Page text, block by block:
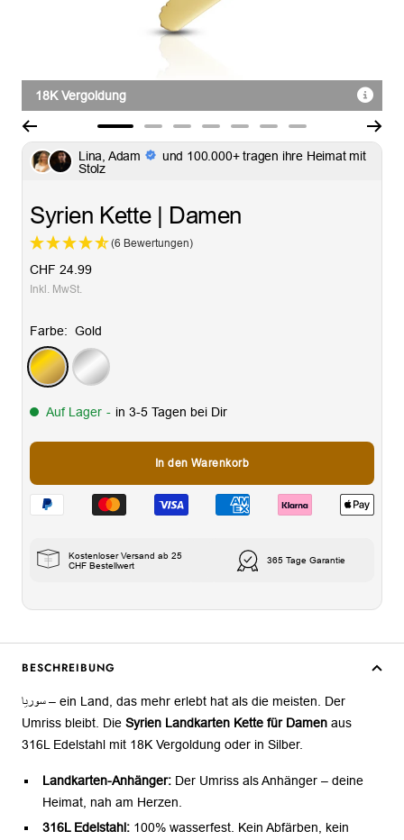
18K Vergoldung
Slide
SlideSlideSlideSlideSlideSlide
Lina, Adam
und 100.000+ tragen ihre Heimat mit
Stolz
Syrien Kette | Damen
(6 Bewertungen)
Angebotspreis
CHF 24.99
Inkl. MwSt.
Farbe: Gold
Gold
Silber
Auf Lager - in 3-5 Tagen bei Dir
In den Warenkorb
Kostenloser Versand ab 25
CHF Bestellwert
365 Tage Garantie
BESCHREIBUNG
سوريا – ein Land, das mehr erlebt hat als die meisten. Der
Umriss bleibt. Die Syrien Landkarten Kette für Damen aus
316L Edelstahl mit 18K Vergoldung oder in Silber.
Landkarten-Anhänger:Der Umriss als Anhänger – deine
Heimat, nah am Herzen.
316L Edelstahl:100% wasserfest. Kein Abfärben, kein